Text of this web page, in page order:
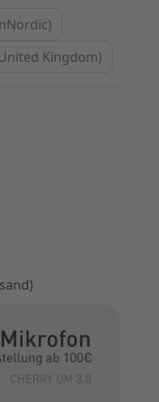
Kingdom)